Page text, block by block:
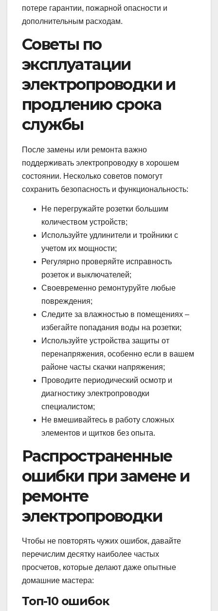
потере гарантии, пожарной опасности и
дополнительным расходам.
Советы по
эксплуатации
электропроводки и
продлению срока
службы
После замены или ремонта важно
поддерживать электропроводку в хорошем
состоянии. Несколько советов помогут
сохранить безопасность и функциональность:
Не перегружайте розетки большим
количеством устройств;
Используйте удлинители и тройники с
учетом их мощности;
Регулярно проверяйте исправность
розеток и выключателей;
Своевременно ремонтуруйте любые
повреждения;
Следите за влажностью в помещениях –
избегайте попадания воды на розетки;
Используйте устройства защиты от
перенапряжения, особенно если в вашем
районе часты скачки напряжения;
Проводите периодический осмотр и
диагностику электропроводки
специалистом;
Не вмешивайтесь в работу сложных
элементов и щитков без опыта.
Распространенные
ошибки при замене и
ремонте
электропроводки
Чтобы не повторять чужих ошибок, давайте
перечислим десятку наиболее частых
просчетов, которые делают даже опытные
домашние мастера:
Топ-10 ошибок